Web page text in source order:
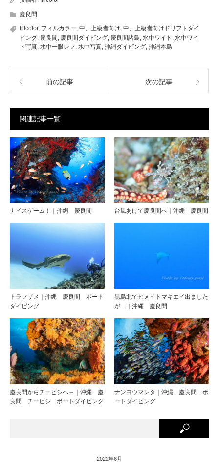
慶良間
fillcolor, フィルカラー 中、上級者向け 中、上級者向けドリフトダイ
ビング 慶良間 慶良間ダイビング 慶良間諸島 水中ワイド 水中ワイ
ド写真 水中一眼レフ 水中写真 沖縄ダイビング 沖縄本島
前の記事 次の記事
関連記事一覧
ナイスゲーム！｜沖縄 慶良間 台風あけて慶良間へ｜沖縄 慶良間
トラフザメ｜沖縄 慶良間 ボート
ダイビング
黒島北でヒメイトマキエイ出ました
が…｜沖縄 慶良間
慶良間からチービシへ～｜沖縄 慶
良間 チービシ ボートダイビング
ナンヨウマンタ｜沖縄 慶良間 ボ
ートダイビング
2022年6月